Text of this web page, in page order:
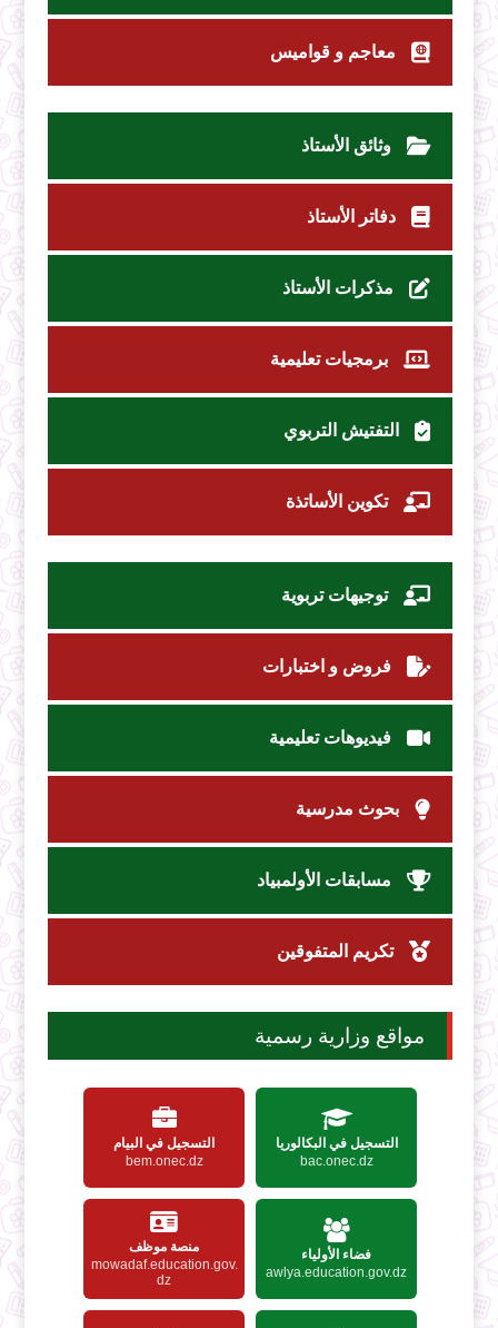
معاجم و قواميس
وثائق الأستاذ
دفاتر الأستاذ
مذكرات الأستاذ
برمجيات تعليمية
التفتيش التربوي
تكوين الأساتذة
توجيهات تربوية
فروض و اختبارات
فيديوهات تعليمية
بحوث مدرسية
مسابقات الأولمبياد
تكريم المتفوقين
مواقع وزارية رسمية
التسجيل في البكالوريا
bac.onec.dz
التسجيل في البيام
bem.onec.dz
فضاء الأولياء
awlya.education.gov.dz
منصة موظف
mowadaf.education.gov.
dz